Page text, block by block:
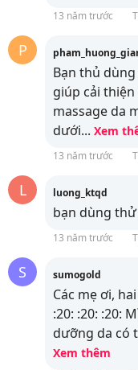
13 năm trước
P
Bạn thủ
giúp cải thiện
massage da
dưới... Xem
13 năm trước
L luong_ktqd
bạn dùng
13 năm trước
S sumogold
Các mẹ ơi,
:20: :20: :20:
dưỡng da có
Xem thêm